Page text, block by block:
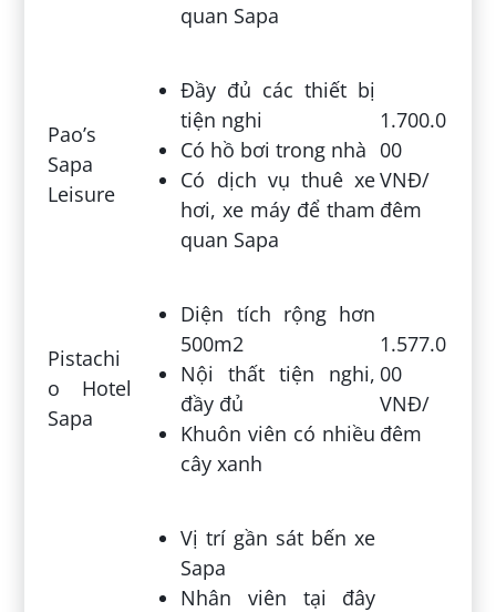
quan Sapa
Pao’s
Sapa
Leisure
Đầy đủ các thiết bị
tiện nghi
Có hồ bơi trong nhà
Có dịch vụ thuê xe
hơi, xe máy để tham
quan Sapa
1.700.0
00
VNĐ/
đêm
Pistachi
o Hotel
Sapa
Diện tích rộng hơn
500m2
Nội thất tiện nghi,
đầy đủ
Khuôn viên có nhiều
cây xanh
1.577.0
00
VNĐ/
đêm
Vị trí gần sát bến xe
Sapa
Nhân viên tại đây